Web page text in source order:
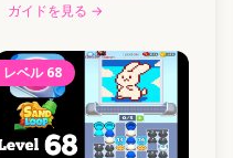
ガイドを見る →
レベル 68